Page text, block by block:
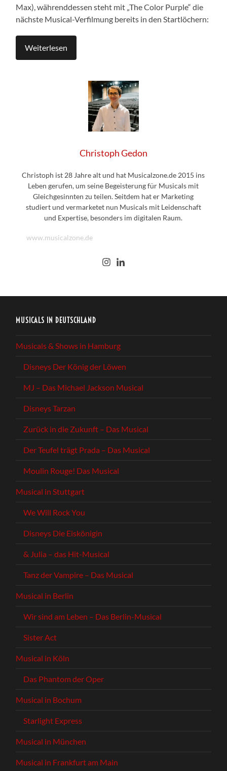
Max), währenddessen steht mit „The Color Purple“ die
nächste Musical-Verfilmung bereits in den Startlöchern:
Weiterlesen
Christoph Gedon
Christoph ist 28 Jahre alt und hat Musicalzone.de 2015 ins
Leben gerufen, um seine Begeisterung für Musicals mit
Gleichgesinnten zu teilen. Seitdem hat er Marketing
studiert und vermarketet nun Musicals mit Leidenschaft
und Expertise, besonders im digitalen Raum.
www.musicalzone.de
MUSICALS IN DEUTSCHLAND
Musicals & Shows in Hamburg
Disneys Der König der Löwen
MJ – Das Michael Jackson Musical
Disneys Tarzan
Zurück in die Zukunft – Das Musical
Der Teufel trägt Prada – Das Musical
Moulin Rouge! Das Musical
Musical in Stuttgart
We Will Rock You
Disneys Die Eiskönigin
& Julia – das Hit-Musical
Tanz der Vampire – Das Musical
Musical in Berlin
Wir sind am Leben – Das Berlin-Musical
Sister Act
Musical in Köln
Das Phantom der Oper
Musical in Bochum
Starlight Express
Musical in München
Musical in Frankfurt am Main